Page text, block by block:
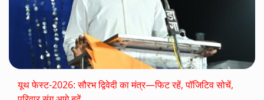
यूथ फेस्ट-2026: सौरभ द्विवेदी का मंत्र—फिट रहें, पॉजिटिव सोचें,